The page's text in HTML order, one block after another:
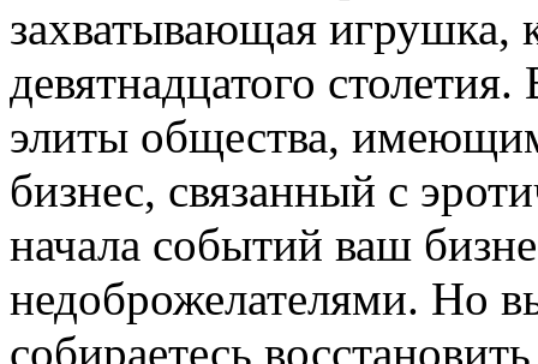
захватывающая игрушка,
девятнадцатого
элиты общества,
бизнес, связанный с
начала событий ваш
недоброжелателями. Но
собираетесь